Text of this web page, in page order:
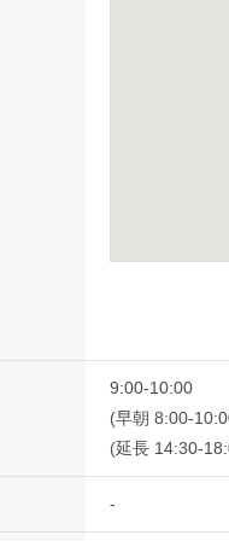
9:00-10:00
(早朝 8:00-
(延長 14:30-
-